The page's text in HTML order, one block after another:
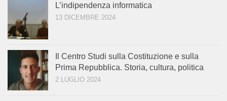
L’indipendenza informatica
13 DICEMBRE 2024
Il Centro Studi sulla Costituzione e sulla
Prima Repubblica. Storia, cultura, politica
2 LUGLIO 2024